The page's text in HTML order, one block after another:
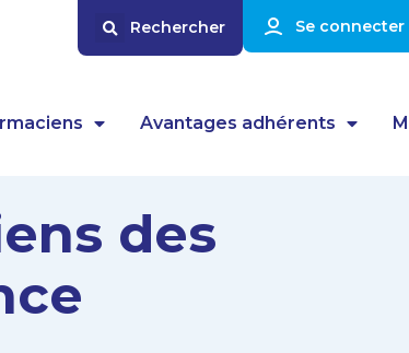
Se connecter
Avantages adhérents
des